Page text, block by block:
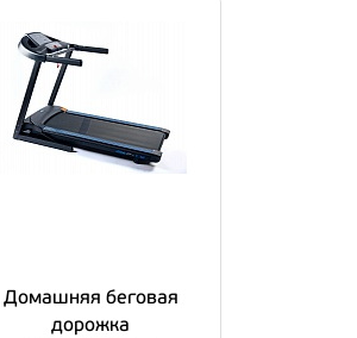
Домашняя беговая
дорожка